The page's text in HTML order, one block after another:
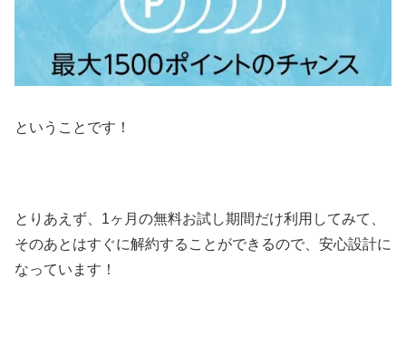
ということです！
とりあえず、1ヶ月の無料お試し期間だけ利用してみて、
そのあとはすぐに解約することができるので、安心設計に
なっています！